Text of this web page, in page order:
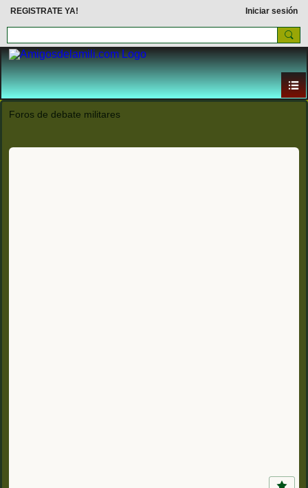
REGISTRATE YA! Iniciar sesión
Foros de debate militares